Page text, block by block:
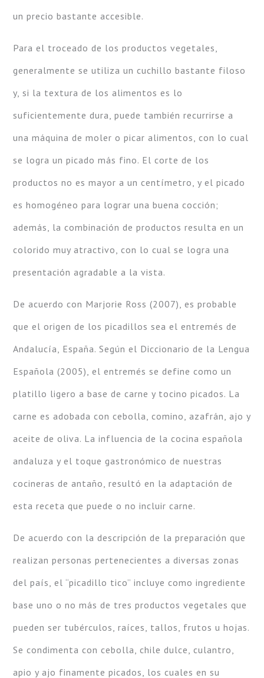
un precio bastante accesible.
Para el troceado de los productos vegetales,
generalmente se utiliza un cuchillo bastante filoso
y, si la textura de los alimentos es lo
suficientemente dura, puede también recurrirse a
una máquina de moler o picar alimentos, con lo cual
se logra un picado más fino. El corte de los
productos no es mayor a un centímetro, y el picado
es homogéneo para lograr una buena cocción;
además, la combinación de productos resulta en un
colorido muy atractivo, con lo cual se logra una
presentación agradable a la vista.
De acuerdo con Marjorie Ross (2007), es probable
que el origen de los picadillos sea el entremés de
Andalucía, España. Según el Diccionario de la Lengua
Española (2005), el entremés se define como un
platillo ligero a base de carne y tocino picados. La
carne es adobada con cebolla, comino, azafrán, ajo y
aceite de oliva. La influencia de la cocina española
andaluza y el toque gastronómico de nuestras
cocineras de antaño, resultó en la adaptación de
esta receta que puede o no incluir carne.
De acuerdo con la descripción de la preparación que
realizan personas pertenecientes a diversas zonas
del país, el “picadillo tico” incluye como ingrediente
base uno o no más de tres productos vegetales que
pueden ser tubérculos, raíces, tallos, frutos u hojas.
Se condimenta con cebolla, chile dulce, culantro,
apio y ajo finamente picados, los cuales en su